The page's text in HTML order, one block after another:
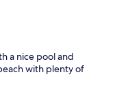
a nice pool and
with plenty of